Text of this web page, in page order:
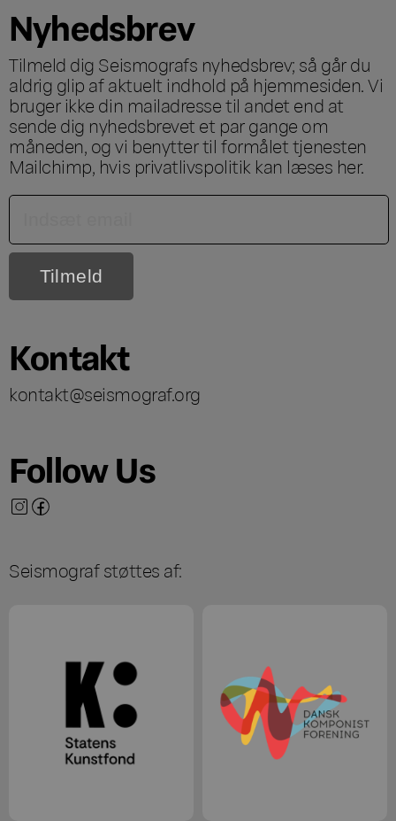
Nyhedsbrev
Tilmeld dig Seismografs nyhedsbrev; så går du
aldrig glip af aktuelt indhold på hjemmesiden. Vi
bruger ikke din mailadresse til andet end at
sende dig nyhedsbrevet et par gange om
måneden, og vi benytter til formålet tjenesten
Mailchimp, hvis privatlivspolitik kan læses her.
Kontakt
kontakt@seismograf.org
Follow Us
Seismograf støttes af: